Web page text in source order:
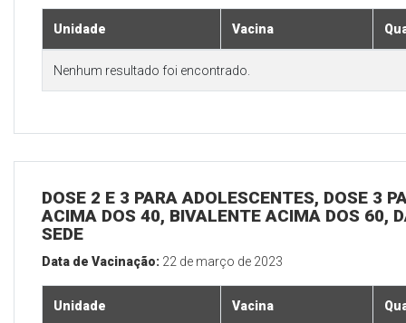
Unidade Vacina
Nenhum resultado foi encontrado.
DOSE 2 E 3 PARA ADOLESCENTES, DOSE 3
ACIMA DOS 40, BIVALENTE ACIMA DOS 60,
SEDE
Data de Vacinação: 22 de março de 2023
Unidade Vacina